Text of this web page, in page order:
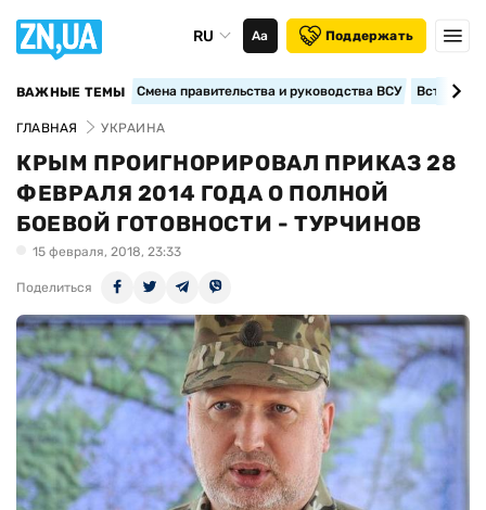
RU Аа Поддержать
ВАЖНЫЕ ТЕМЫ Смена правительства и руководства ВСУ
ГЛАВНАЯ УКРАИНА
КРЫМ ПРОИГНОРИРОВАЛ ПРИКАЗ 28
ФЕВРАЛЯ 2014 ГОДА О ПОЛНОЙ
БОЕВОЙ ГОТОВНОСТИ - ТУРЧИНОВ
15 февраля, 2018, 23:33
Поделиться